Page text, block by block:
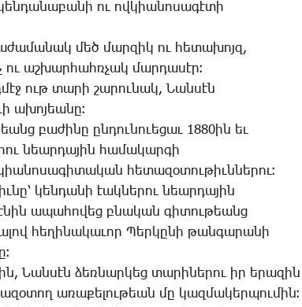
ու ով­կիա­նո­սա­գէ­տի
մեծ մար­զիկ ու հե­տա­խոյզ,
աշ­խար­հահռ­չակ մար­դա­սէր։
ութ տա­րի շա­րու­նակ, ­Նան­սէն
ա­խո­յեա­նը։
բա­ժի­նը ըն­դու­նո­ւե­ցաւ 1880ին եւ
նեար­դա­յին հա­մա­կար­գի
հե­տա­զօ­տու­թիւն­նե­րու։
կեն­դա­նի էակ­նե­րու նեար­դա­յին
ա­պա­հո­վեց բնա­կան գի­տու­թեանց
հե­ղի­նա­կա­ւոր ­Պեր­կը­նի թան­գա­րա­նի
­Նան­սէն ձեռ­նար­կեց տա­րի­նե­րու իր ե­րա­զին
ա­ռա­քե­լու­թեան մը կազ­մա­կեր­պու­մին։